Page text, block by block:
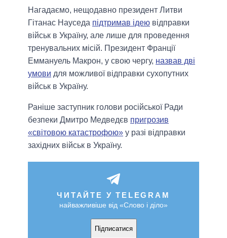
Нагадаємо, нещодавно президент Литви
Гітанас Науседа підтримав ідею відправки
військ в Україну, але лише для проведення
тренувальних місій. Президент Франції
Еммануель Макрон, у свою чергу, назвав дві
умови для можливої відправки сухопутних
військ в Україну.
Раніше заступник голови російської Ради
безпеки Дмитро Медведєв пригрозив
«світовою катастрофою» у разі відправки
західних військ в Україну.
ЧИТАЙТЕ У TELEGRAM
найважливіше від «Слово і діло»
Підписатися